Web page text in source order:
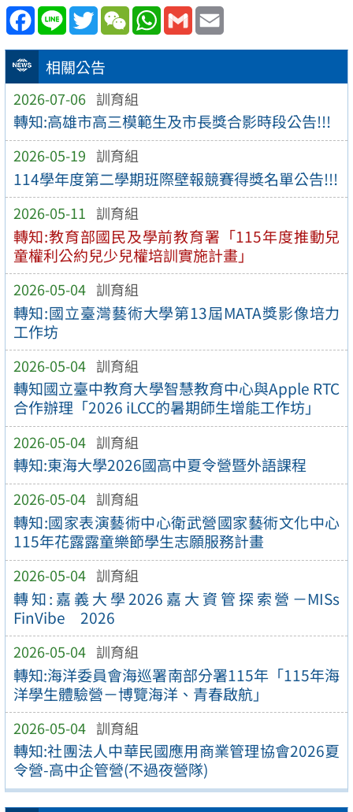
相關公告
2026-07-06 訓育組
轉知:高雄市高三模範生及市長獎合影時段公告!!!
2026-05-19 訓育組
114學年度第二學期班際壁報競賽得獎名單公告!!!
2026-05-11 訓育組
轉知:教育部國民及學前教育署「115年度推動兒
童權利公約兒少兒權培訓實施計畫」
2026-05-04 訓育組
轉知:國立臺灣藝術大學第13屆MATA獎影像培力
工作坊
2026-05-04 訓育組
轉知國立臺中教育大學智慧教育中心與Apple RTC
合作辦理「2026 iLCC的暑期師生增能工作坊」
2026-05-04 訓育組
轉知:東海大學2026國高中夏令營暨外語課程
2026-05-04 訓育組
轉知:國家表演藝術中心衛武營國家藝術文化中心
115年花露露童樂節學生志願服務計畫
2026-05-04 訓育組
轉知:嘉義大學2026嘉大資管探索營－MISs
FinVibe 2026
2026-05-04 訓育組
轉知:海洋委員會海巡署南部分署115年「115年海
洋學生體驗營－博覽海洋、青春啟航」
2026-05-04 訓育組
轉知:社團法人中華民國應用商業管理協會2026夏
令營-高中企管營(不過夜營隊)
Facebook
Line TwitterWeChatWhatsApp
Gmail